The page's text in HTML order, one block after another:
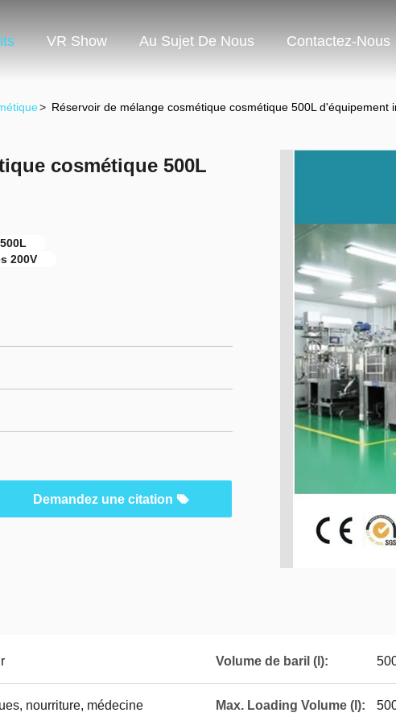
VR Show Au Sujet De Nous Contactez-Nous
> Réservoir de mélange cosmétique cosmétique 500L d'équipement
cosmétique 500L
200V
Demandez une citation
Volume de baril (l):
nourriture, médecine Max. Loading Volume (l):